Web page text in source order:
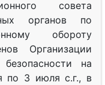
совета
органов по
обороту
Организации
на
по 3 июля с.г., в